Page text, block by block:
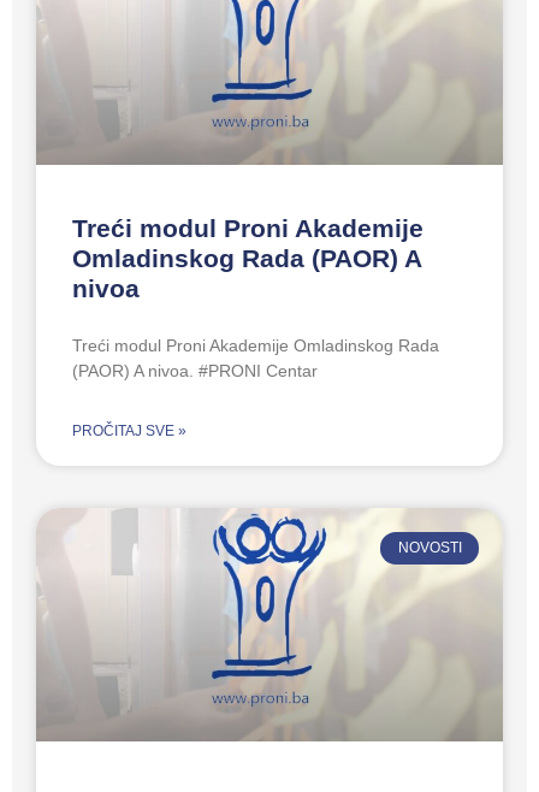
Treći modul Proni Akademije
Omladinskog Rada (PAOR) A
nivoa
Treći modul Proni Akademije Omladinskog Rada
(PAOR) A nivoa. #PRONI Centar
PROČITAJ SVE »
NOVOSTI